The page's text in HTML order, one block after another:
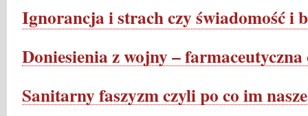
Ignorancja i strach czy świadomość i
Doniesienia z wojny –
Sanitarny faszyzm czyli po co im